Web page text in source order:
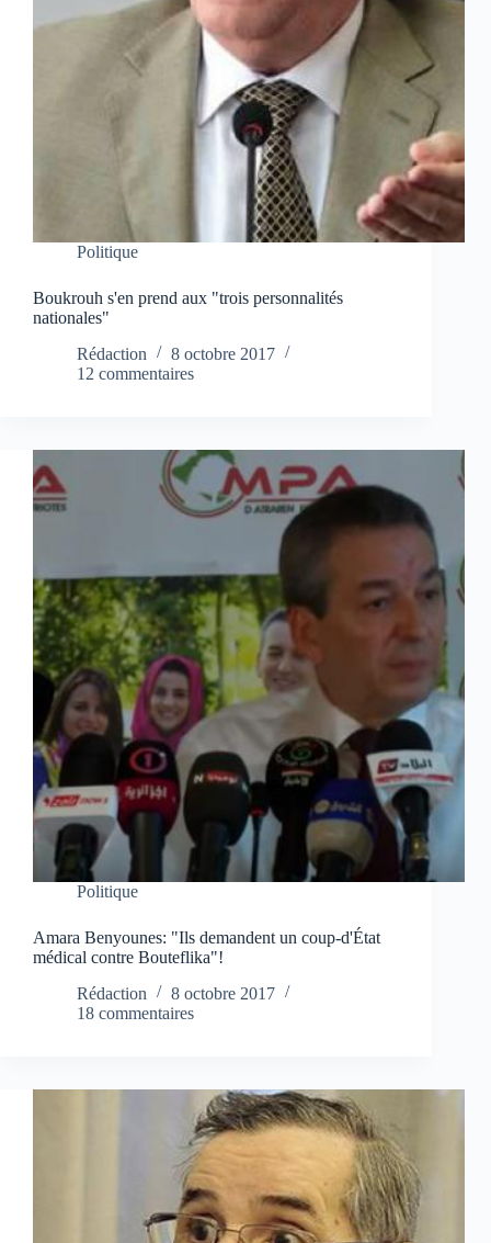
Politique
Boukrouh s'en prend aux "trois personnalités
nationales"
Rédaction
8 octobre 2017
12 commentaires
Politique
Amara Benyounes: "Ils demandent un coup-d'État
médical contre Bouteflika"!
Rédaction
8 octobre 2017
18 commentaires